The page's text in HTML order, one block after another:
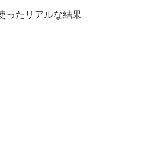
ったリアルな結果